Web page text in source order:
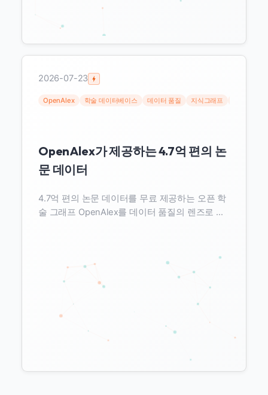
2026-07-23
OpenAlex 학술 데이터베이스 데이터 품질 지식그래프
OpenAlex가 제공하는 4.7억 편의 논
문 데이터
4.7억 편의 논문 데이터를 무료 제공하는 오픈 학
술 그래프 OpenAlex를 데이터 품질의 렌즈로 해